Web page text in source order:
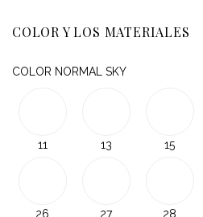
COLOR Y LOS MATERIALES
COLOR NORMAL SKY
11 13 15
26 27 28